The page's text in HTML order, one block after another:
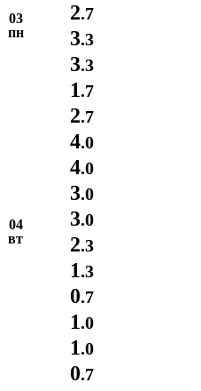
03
пн
2.7
3.3
3.3
1.7
2.7
04
вт
4.0
4.0
3.0
3.0
2.3
1.3
0.7
1.0
1.0
0.7